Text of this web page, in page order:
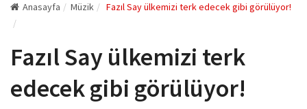
e
v
g
Anasayfa Müzik Fazıl Say ülkemizi terk edecek gibi görülüyor!
Fazıl Say ülkemizi terk
edecek gibi görülüyor!